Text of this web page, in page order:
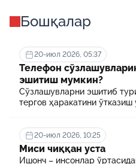
Бошқалар
20-июл 2026, 05:37
Телефон
эшитиш мумкин?
Сўзлашувларни эшитиб
тергов ҳаракатини
20-июл 2026, 10:25
Миси чиққан уста
Ишонч – инсонлар